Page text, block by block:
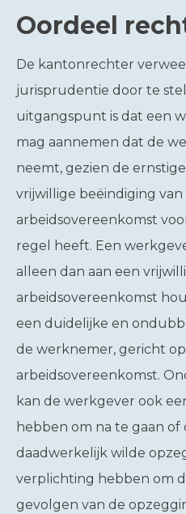
Oordeel
De kantonrechter
jurisprudentie door te
uitgangspunt is dat een
mag aannemen dat de
neemt, gezien de
vrijwillige beëindiging van
arbeidsovereenkomst
regel heeft. Een
alleen dan aan een
arbeidsovereenkomst
een duidelijke en
de werknemer, gericht
arbeidsovereenkomst.
kan de werkgever ook
hebben om na te gaan
daadwerkelijk wilde
verplichting hebben om
gevolgen van de